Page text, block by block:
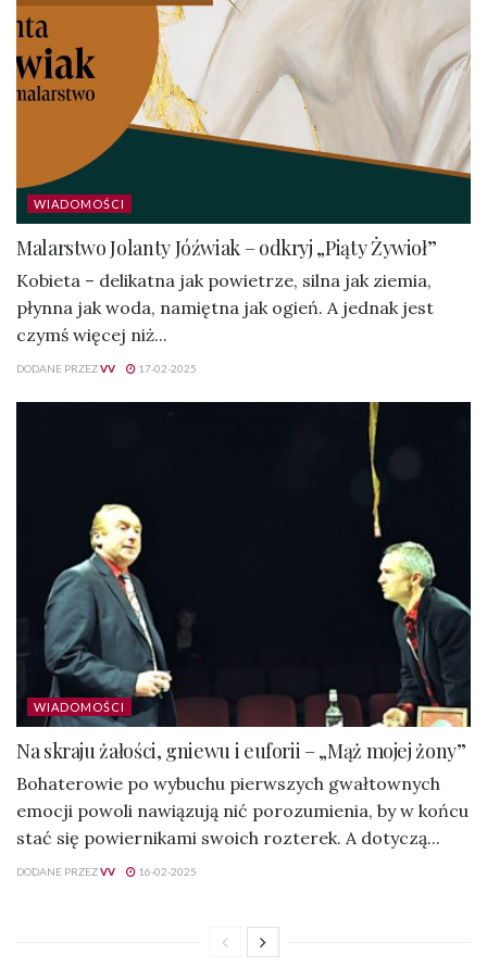
WIADOMOŚCI
Malarstwo Jolanty Jóźwiak – odkryj „Piąty Żywioł”
Kobieta – delikatna jak powietrze, silna jak ziemia,
płynna jak woda, namiętna jak ogień. A jednak jest
czymś więcej niż...
DODANE PRZEZVV 17-02-2025
WIADOMOŚCI
Na skraju żałości, gniewu i euforii – „Mąż mojej żony”
Bohaterowie po wybuchu pierwszych gwałtownych
emocji powoli nawiązują nić porozumienia, by w końcu
stać się powiernikami swoich rozterek. A dotyczą...
DODANE PRZEZVV 16-02-2025